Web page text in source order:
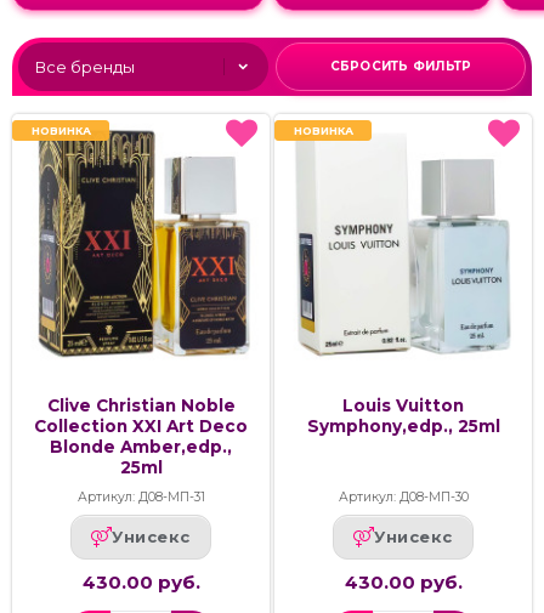
СБРОСИТЬ ФИЛЬТР
НОВИНКА
Clive Christian Noble
Collection XXI Art Deco
Blonde Amber,edp.,
25ml
Артикул: Д08-МП-31
Унисекс
НОВИНКА
430.00 руб.
НОВИНКА
Louis Vuitton
Symphony,edp., 25ml
Артикул: Д08-МП-30
Унисекс
НОВИНКА
430.00 руб.